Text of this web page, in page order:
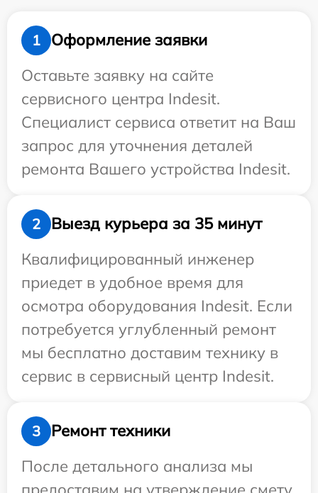
1
Оформление заявки
Оставьте заявку на сайте
сервисного центра Indesit.
Специалист сервиса ответит на Ваш
запрос для уточнения деталей
ремонта Вашего устройства Indesit.
2
Выезд курьера за 35 минут
Квалифицированный инженер
приедет в удобное время для
осмотра оборудования Indesit. Если
потребуется углубленный ремонт
мы бесплатно доставим технику в
сервис в сервисный центр Indesit.
3
Ремонт техники
После детального анализа мы